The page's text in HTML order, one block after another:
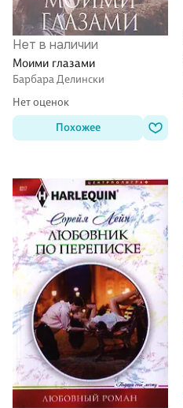
Нет в наличии
Моими глазами
Барбара Делински
Нет оценок
Похожее